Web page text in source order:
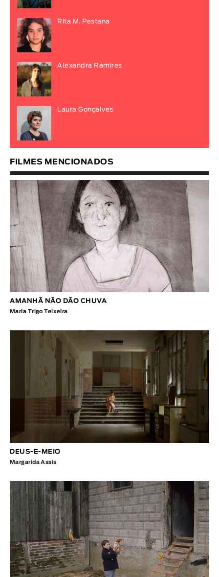
Rita M. Pestana
Alexandra Ramires
Laura Gonçalves
FILMES MENCIONADOS
AMANHÃ NÃO DÃO CHUVA
Maria Trigo Teixeira
DEUS-E-MEIO
Margarida Assis